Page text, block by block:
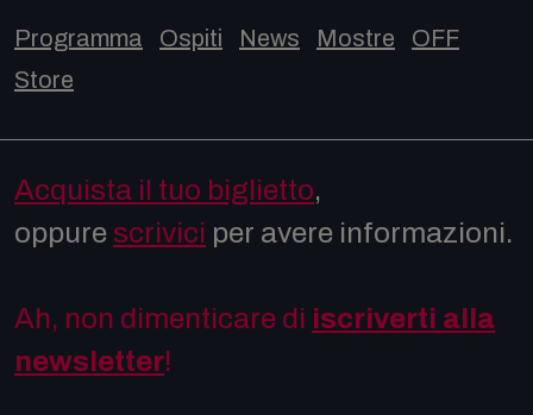
Programma Ospiti News Mostre
OFF
Store
Acquista il tuo biglietto,
oppure scrivici per avere informazioni.
Ah, non dimenticare di iscriverti alla
newsletter!